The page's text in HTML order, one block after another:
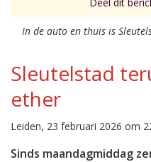
In de auto en thuis is
Sleutelstad
ether
Leiden, 23 februari 2026 om
Sinds maandagmiddag